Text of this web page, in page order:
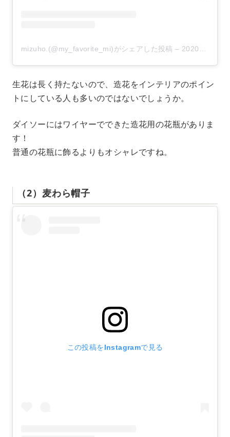
mizuho.(@my_favorite_mi)がシェアした投稿 – 2020年 6月月10日午後9時59分PDT
生花は長く持たないので、造花をインテリアのポイン
トにしている人も多いのではないでしょうか。
ダイソーにはワイヤーでできた造花用の花瓶がありま
す！
普通の花瓶に飾るよりもオシャレですね。
（2）麦わら帽子
この投稿をInstagramで見る